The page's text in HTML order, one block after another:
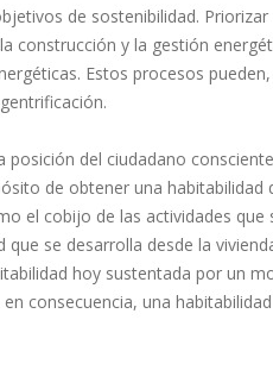
de sostenibilidad.
construcción y la gestión
Estos procesos
posición del ciudadano
de obtener una habitabilidad
el cobijo de las actividades que
se desarrolla desde la
hoy sustentada por un
consecuencia, una